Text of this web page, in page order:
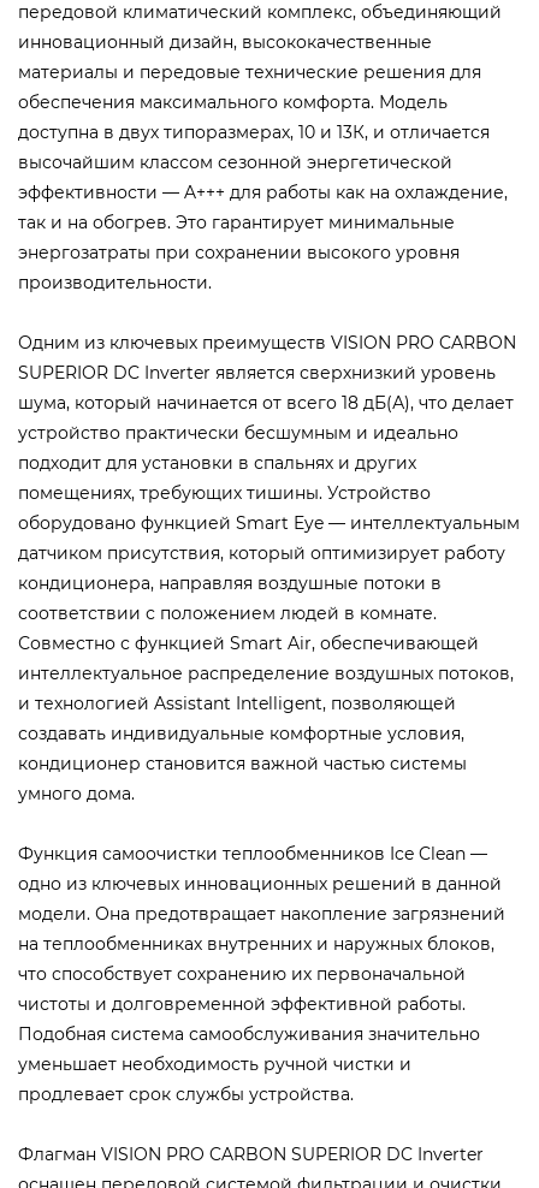
передовой климатический комплекс, объединяющий
инновационный дизайн, высококачественные
материалы и передовые технические решения для
обеспечения максимального комфорта. Модель
доступна в двух типоразмерах, 10 и 13К, и отличается
высочайшим классом сезонной энергетической
эффективности — A+++ для работы как на охлаждение,
так и на обогрев. Это гарантирует минимальные
энергозатраты при сохранении высокого уровня
производительности.
Одним из ключевых преимуществ VISION PRO CARBON
SUPERIOR DC Inverter является сверхнизкий уровень
шума, который начинается от всего 18 дБ(А), что делает
устройство практически бесшумным и идеально
подходит для установки в спальнях и других
помещениях, требующих тишины. Устройство
оборудовано функцией Smart Eye — интеллектуальным
датчиком присутствия, который оптимизирует работу
кондиционера, направляя воздушные потоки в
соответствии с положением людей в комнате.
Совместно с функцией Smart Air, обеспечивающей
интеллектуальное распределение воздушных потоков,
и технологией Assistant Intelligent, позволяющей
создавать индивидуальные комфортные условия,
кондиционер становится важной частью системы
умного дома.
Функция самоочистки теплообменников Ice Clean —
одно из ключевых инновационных решений в данной
модели. Она предотвращает накопление загрязнений
на теплообменниках внутренних и наружных блоков,
что способствует сохранению их первоначальной
чистоты и долговременной эффективной работы.
Подобная система самообслуживания значительно
уменьшает необходимость ручной чистки и
продлевает срок службы устройства.
Флагман VISION PRO CARBON SUPERIOR DC Inverter